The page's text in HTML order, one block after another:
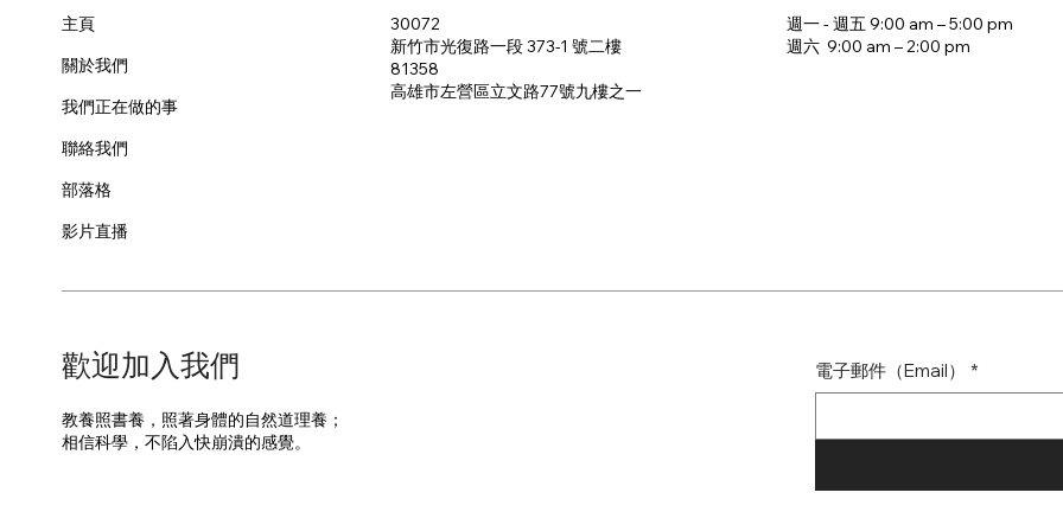
主頁
關於我們
我們正在做的事
聯絡我們
部落格
影片直播
30072
新竹市光復路一段 373-1 號二樓
81358
​高雄市左營區立文路77號九樓之一
週一 - 週五 9:00 am – 5:00 pm
週六 9:00 am – 2:00 pm​
​歡迎加入我們
教養照書養，照著身體的自然道理養；
​相信科學，不陷入快崩潰的感覺。
電子郵件（Email） *